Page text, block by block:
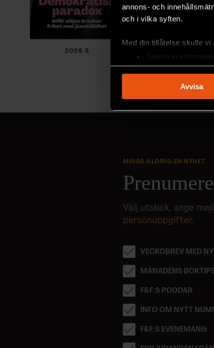
annons- och
och i vilka syften.
Med din tillåtelse skulle vi
Samla in
Identifiera din
Ta reda på mer om hur
Avvisa
2026/5
MISSA ALDRIG EN NYHET
Välj utskick, ange
personuppgifter.
VECKOBREV MED
MÅNADENS
F&F:S PODDAR
INFO OM NYTT
F&F:S EVENEMANG